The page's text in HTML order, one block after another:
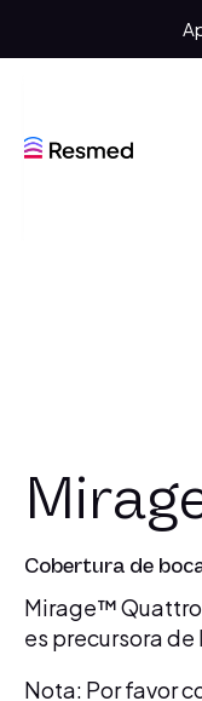
Cobertura de
Mirage™ Quattro
es precursora
Nota: Por favor